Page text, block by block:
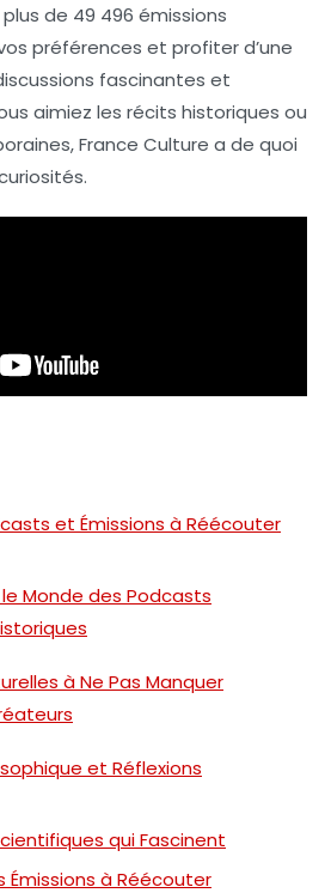
de 49 496 émissions
préférences et profiter d’une
fascinantes et
aimiez les récits historiques ou
France Culture a de quoi
et Émissions à Réécouter
Monde des Podcasts
à Ne Pas Manquer
et Réflexions
qui Fascinent
Émissions à Réécouter